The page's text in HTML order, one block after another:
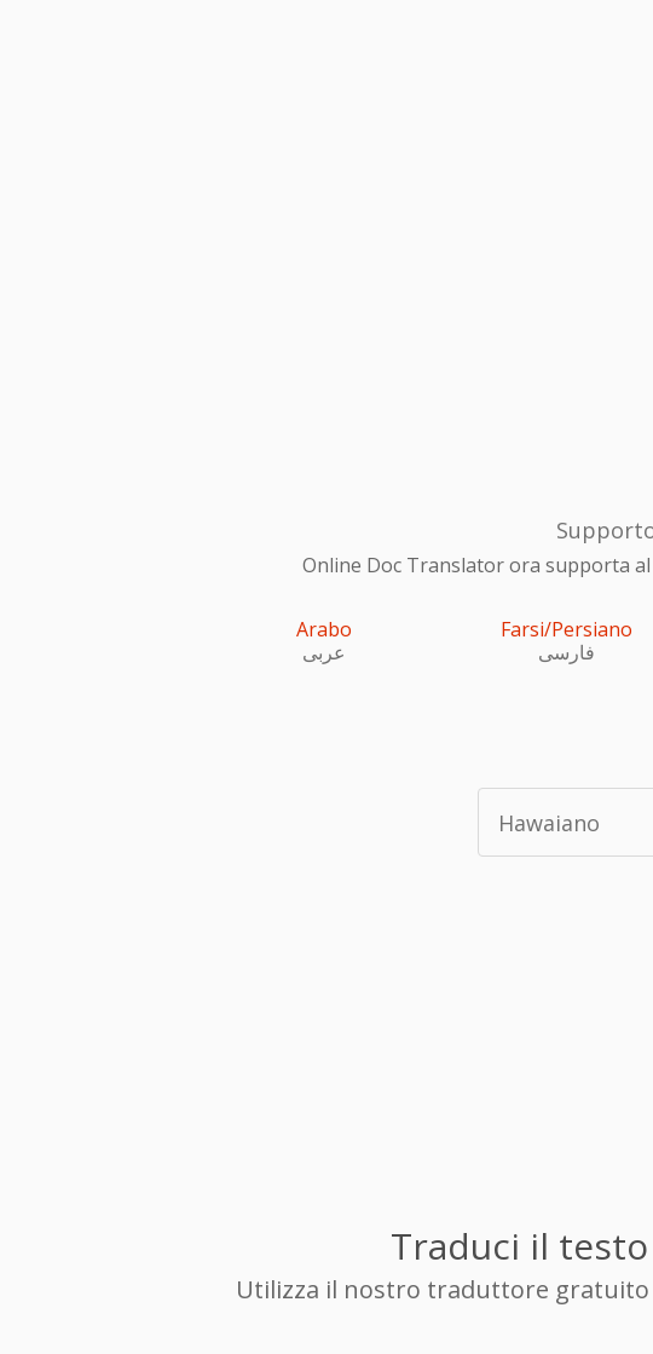
Online Doc Translator ora supporta
Arabo
عربى
Farsi/Persiano
فارسی
Traduci il
Utilizza il nostro traduttore